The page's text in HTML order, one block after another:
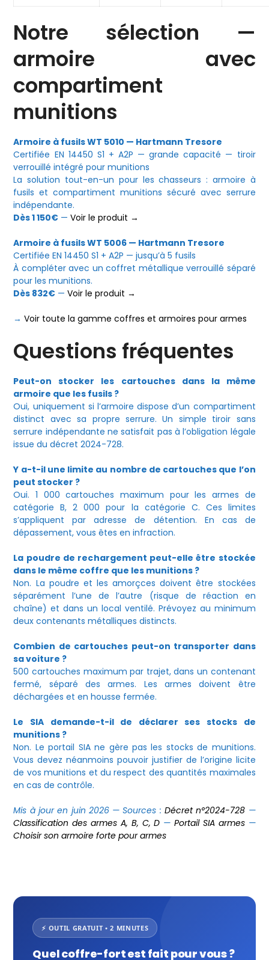
Notre sélection —
armoire avec
compartiment
munitions
Armoire à fusils WT 5010 — Hartmann Tresore
Certifiée EN 14450 S1 + A2P — grande capacité — tiroir
verrouillé intégré pour munitions
La solution tout-en-un pour les chasseurs : armoire à
fusils et compartiment munitions sécuré avec serrure
indépendante.
Dès 1 150€ —Voir le produit →
Armoire à fusils WT 5006 — Hartmann Tresore
Certifiée EN 14450 S1 + A2P — jusqu’à 5 fusils
À compléter avec un coffret métallique verrouillé séparé
pour les munitions.
Dès 832€ —Voir le produit →
→Voir toute la gamme coffres et armoires pour armes
Questions fréquentes
Peut-on stocker les cartouches dans la même
armoire que les fusils ?
Oui, uniquement si l’armoire dispose d’un compartiment
distinct avec sa propre serrure. Un simple tiroir sans
serrure indépendante ne satisfait pas à l’obligation légale
issue du décret 2024-728.
Y a-t-il une limite au nombre de cartouches que l’on
peut stocker ?
Oui. 1 000 cartouches maximum pour les armes de
catégorie B, 2 000 pour la catégorie C. Ces limites
s’appliquent par adresse de détention. En cas de
dépassement, vous êtes en infraction.
La poudre de rechargement peut-elle être stockée
dans le même coffre que les munitions ?
Non. La poudre et les amorçces doivent être stockées
séparément l’une de l’autre (risque de réaction en
chaîne) et dans un local ventilé. Prévoyez au minimum
deux contenants métalliques distincts.
Combien de cartouches peut-on transporter dans
sa voiture ?
500 cartouches maximum par trajet, dans un contenant
fermé, séparé des armes. Les armes doivent être
déchargées et en housse fermée.
Le SIA demande-t-il de déclarer ses stocks de
munitions ?
Non. Le portail SIA ne gère pas les stocks de munitions.
Vous devez néanmoins pouvoir justifier de l’origine licite
de vos munitions et du respect des quantités maximales
en cas de contrôle.
Mis à jour en juin 2026 — Sources :Décret n°2024-728 —
Classification des armes A, B, C, D —Portail SIA armes—
Choisir son armoire forte pour armes
⚡ OUTIL GRATUIT • 2 MINUTES
Quel coffre-fort est fait pour vous ?